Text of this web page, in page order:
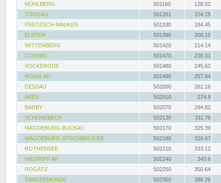
MÜHLBERG
501160
128.02
TORGAU
501261
154.15
PRETZSCH-MAUKEN
501330
184.45
ELSTER
501390
200.15
WITTENBERG
501420
214.14
COSWIG
501470
236.31
VOCKERODE
501480
245.62
ROSSLAU
501490
257.84
DESSAU
502000
261.16
AKEN
502010
274.8
BARBY
502070
294.82
SCHÖNEBECK
502130
311.76
MAGDEBURG-BUCKAU
502170
325.39
MAGDEBURG-STROMBRÜCKE
502180
326.67
ROTHENSEE
502210
333.12
NIEGRIPP AP
502240
343.6
ROGÄTZ
502250
350.64
TANGERMÜNDE
502350
388.26